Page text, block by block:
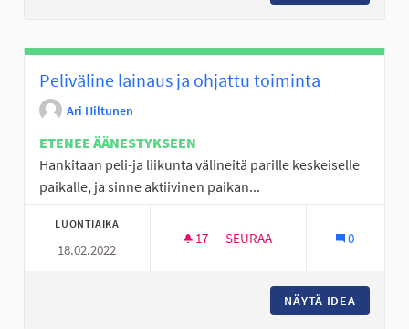
Peliväline lainaus ja ohjattu toiminta
Ari Hiltunen
ETENEE ÄÄNESTYKSEEN
Hankitaan peli-ja liikunta välineitä parille keskeiselle
paikalle, ja sinne aktiivinen paikan...
LUONTIAIKA
18.02.2022
17 17 SEURAAJAA
SEURAA 0
NÄYTÄ IDEA